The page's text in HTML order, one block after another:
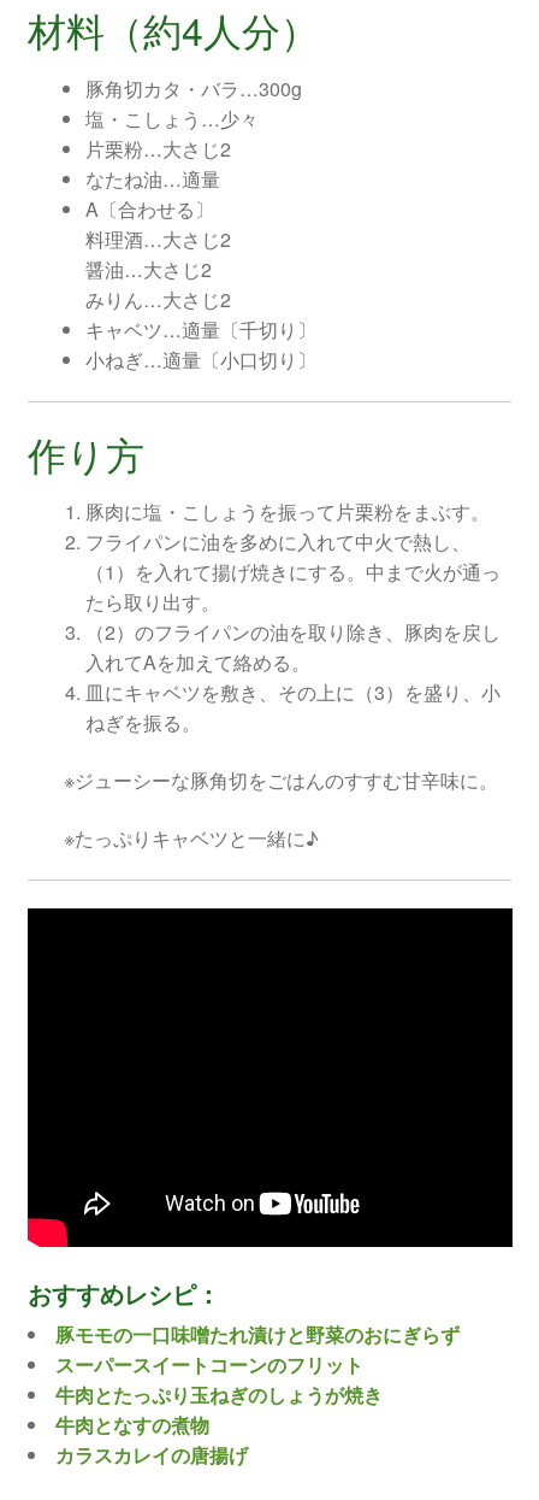
材料（約4人分）
豚角切カタ・バラ…300g
塩・こしょう…少々
片栗粉…大さじ2
なたね油…適量
A〔合わせる〕
料理酒…大さじ2
醤油…大さじ2
みりん…大さじ2
キャベツ…適量〔千切り〕
小ねぎ…適量〔小口切り〕
作り方
豚肉に塩・こしょうを振って片栗粉をまぶす。
フライパンに油を多めに入れて中火で熱し、
（1）を入れて揚げ焼きにする。中まで火が通っ
たら取り出す。
（2）のフライパンの油を取り除き、豚肉を戻し
入れてAを加えて絡める。
皿にキャベツを敷き、その上に（3）を盛り、小
ねぎを振る。
※ジューシーな豚角切をごはんのすすむ甘辛味に。
※たっぷりキャベツと一緒に♪
おすすめレシピ：
豚モモの一口味噌たれ漬けと野菜のおにぎらず
スーパースイートコーンのフリット
牛肉とたっぷり玉ねぎのしょうが焼き
牛肉となすの煮物
カラスカレイの唐揚げ